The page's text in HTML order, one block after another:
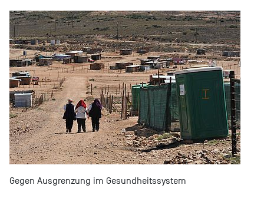
Gegen Ausgrenzung im Gesundheitssystem